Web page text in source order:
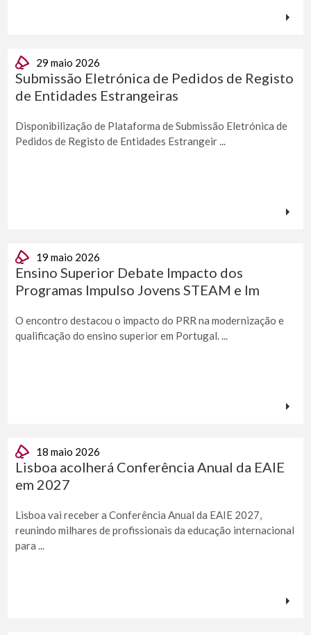
29 maio 2026
Submissão Eletrónica de Pedidos de Registo
de Entidades Estrangeiras
Disponibilização de Plataforma de Submissão Eletrónica de
Pedidos de Registo de Entidades Estrangeir ...
19 maio 2026
Ensino Superior Debate Impacto dos
Programas Impulso Jovens STEAM e Im
O encontro destacou o impacto do PRR na modernização e
qualificação do ensino superior em Portugal. ...
18 maio 2026
Lisboa acolherá Conferência Anual da EAIE
em 2027
Lisboa vai receber a Conferência Anual da EAIE 2027,
reunindo milhares de profissionais da educação internacional
para ...